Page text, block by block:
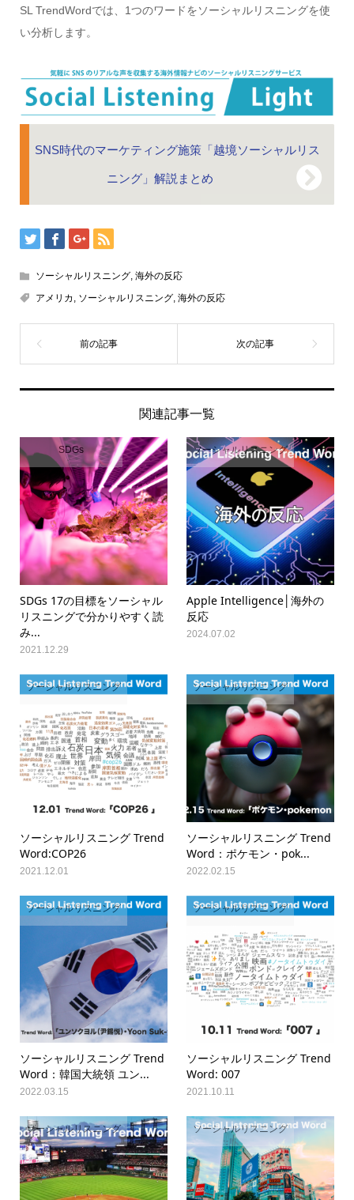
SL TrendWordでは、1つのワードをソーシャルリスニングを使
い分析します。
SNS時代のマーケティング施策「越境ソーシャルリス
ニング」解説まとめ
ソーシャルリスニング, 海外の反応
アメリカ , ソーシャルリスニング, 海外の反応
関連記事一覧
SDGs
SDGs 17の目標をソーシャル
リスニングで分かりやすく読
み...
2021.12.29
ソーシャルリスニング
Apple Intelligence│海外の
反応
2024.07.02
ソーシャルリスニング
ソーシャルリスニング Trend
Word:COP26
2021.12.01
ソーシャルリスニング
ソーシャルリスニング Trend
Word：ポケモン・pok...
2022.02.15
ソーシャルリスニング
ソーシャルリスニング Trend
Word：韓国大統領 ユン...
2022.03.15
ソーシャルリスニング
ソーシャルリスニング Trend
Word: 007
2021.10.11
ソーシャルリスニング ソーシャルリスニング